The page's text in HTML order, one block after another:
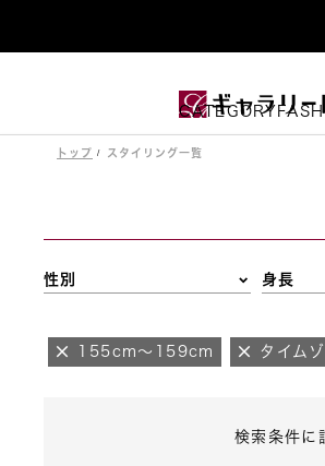
CATEGORY
トップ スタイリング一覧
性別 身長
155cm～159cm タイム
検索条件に